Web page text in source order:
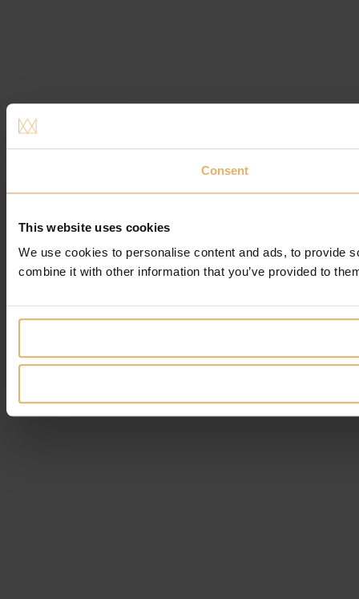
Consent
This website uses cookies
We use cookies to personalise content and ads, to provide
combine it with other information that you’ve provided to